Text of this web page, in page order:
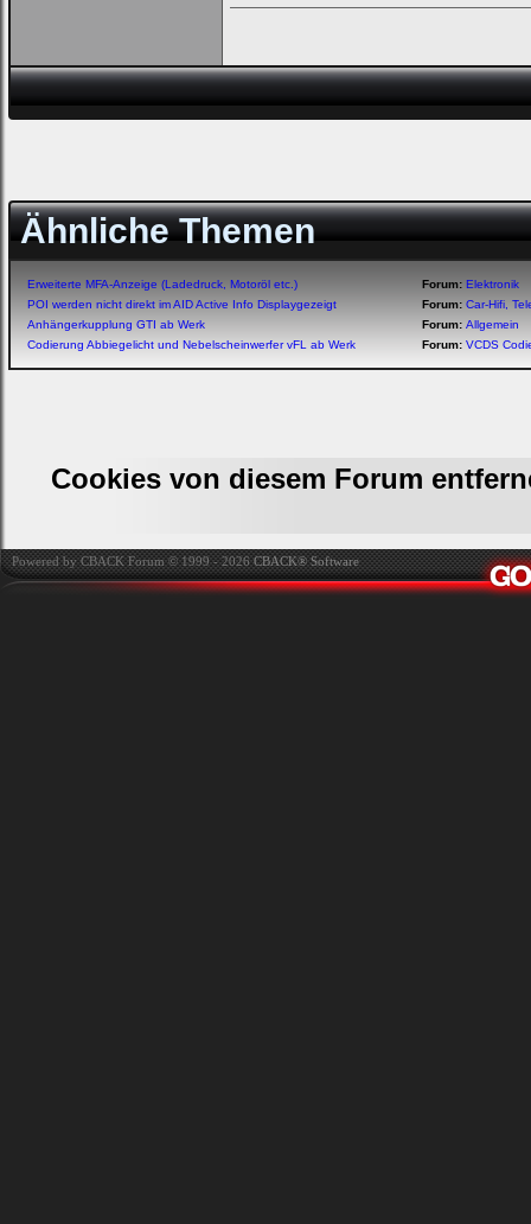
Ähnliche Themen
Erweiterte MFA-Anzeige (Ladedruck, Motoröl etc.) Forum: Elektronik
POI werden nicht direkt im AID Active Info Displaygezeigt
Forum: Car-Hifi,
Anhängerkupplung GTI ab Werk
Forum: Allgemein
Codierung Abbiegelicht und Nebelscheinwerfer vFL ab Werk
Forum: VCDS
Cookies von diesem Forum
Powered by CBACK Forum © 1999 - 2026CBACK® Software